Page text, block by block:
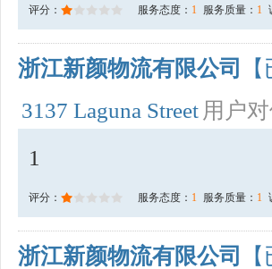
评分： 服务态度： 1 服务质量： 1
浙江新颜物流有限公司
3137 Laguna Street 用户
1
评分： 服务态度： 1 服务质量： 1
浙江新颜物流有限公司